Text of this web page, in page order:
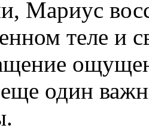
Мариус
теле и
один